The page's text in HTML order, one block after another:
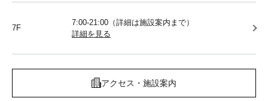
7F
7:00-21:00（詳細は施設案内まで）
詳細を見る
アクセス・施設案内